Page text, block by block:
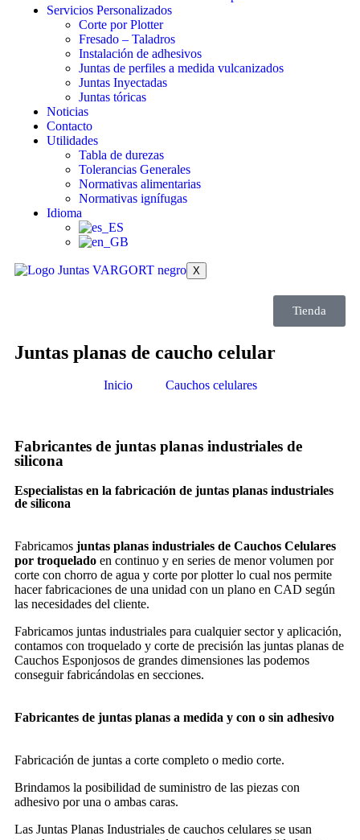
Servicios Personalizados
Corte por Plotter
Fresado – Taladros
Instalación de adhesivos
Juntas de perfiles a medida vulcanizados
Juntas Inyectadas
Juntas tóricas
Noticias
Contacto
Utilidades
Tabla de durezas
Tolerancias Generales
Normativas alimentarias
Normativas ignífugas
Idioma
X
Tienda
Juntas planas de caucho celular
Inicio Cauchos celulares
Fabricantes de juntas planas industriales de
silicona
Especialistas en la fabricación de juntas planas industriales
de silicona
Fabricamos juntas planas industriales de Cauchos Celulares
por troquelado en continuo y en series de menor volumen por
corte con chorro de agua y corte por plotter lo cual nos permite
hacer fabricaciones de una unidad con un plano en CAD según
las necesidades del cliente.
Fabricamos juntas industriales para cualquier sector y aplicación,
contamos con troquelado y corte de precisión las juntas planas de
Cauchos Esponjosos de grandes dimensiones las podemos
conseguir fabricándolas en secciones.
Fabricantes de juntas planas a medida y con o sin adhesivo
Fabricación de juntas a corte completo o medio corte.
Brindamos la posibilidad de suministro de las piezas con
adhesivo por una o ambas caras.
Las Juntas Planas Industriales de cauchos celulares se usan